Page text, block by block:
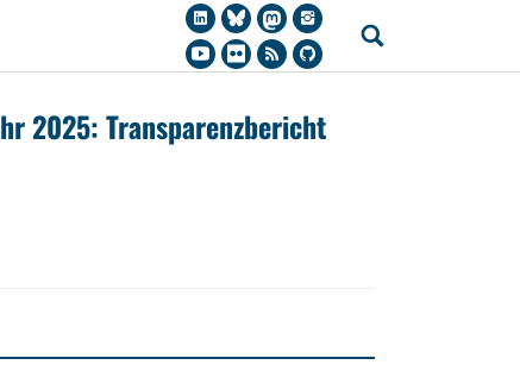
2025: Transparenzbericht